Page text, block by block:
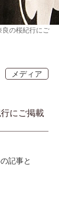
の桜紀行にご
メディア
にご掲載
記事と